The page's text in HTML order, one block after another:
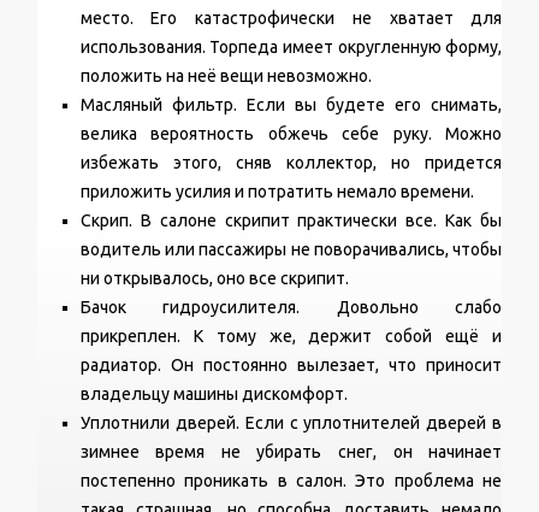
место. Его катастрофически не хватает для
использования. Торпеда имеет округленную форму,
положить на неё вещи невозможно.
Масляный фильтр. Если вы будете его снимать,
велика вероятность обжечь себе руку. Можно
избежать этого, сняв коллектор, но придется
приложить усилия и потратить немало времени.
Скрип. В салоне скрипит практически все. Как бы
водитель или пассажиры не поворачивались, чтобы
ни открывалось, оно все скрипит.
Бачок гидроусилителя. Довольно слабо
прикреплен. К тому же, держит собой ещё и
радиатор. Он постоянно вылезает, что приносит
владельцу машины дискомфорт.
Уплотнили дверей. Если с уплотнителей дверей в
зимнее время не убирать снег, он начинает
постепенно проникать в салон. Это проблема не